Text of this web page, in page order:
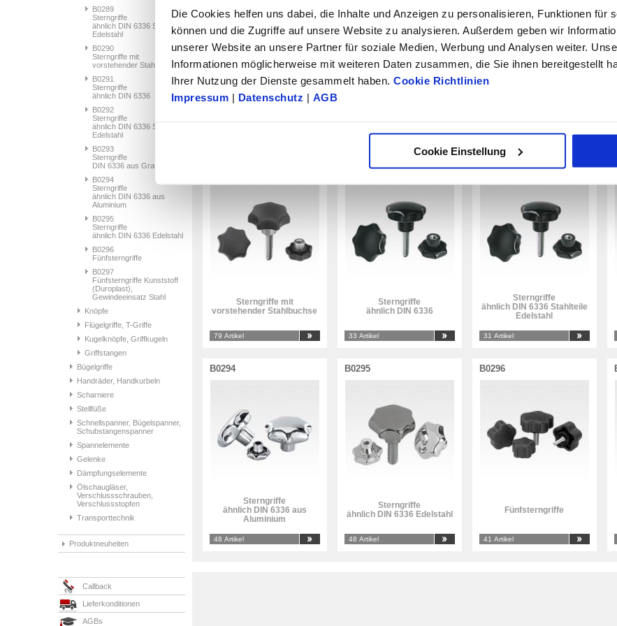
Die Cookies helfen uns dabei, die Inhalte und Anzeigen zu personalisieren, Funktionen für
können und die Zugriffe auf unsere Website zu analysieren. Außerdem geben wir
unserer Website an unsere Partner für soziale Medien, Werbung und Analysen weiter.
Informationen möglicherweise mit weiteren Daten zusammen, die Sie ihnen bereitgestellt
Ihrer Nutzung der Dienste gesammelt haben. Cookie Richtlinien
Impressum | Datenschutz | AGB
Cookie Einstellung
B0289
Sterngriffe
ähnlich DIN 6336 Stahlteile
Edelstahl
B0290
Sterngriffe mit
vorstehender Stahlbuchse
B0291
Sterngriffe
ähnlich DIN 6336
B0292
Sterngriffe
ähnlich DIN 6336 Stahlteile
Edelstahl
B0293
Sterngriffe
DIN 6336 aus Grauguss
B0294
Sterngriffe
ähnlich DIN 6336 aus
Aluminium
B0295
Sterngriffe
ähnlich DIN 6336 Edelstahl
B0296
Fünfsterngriffe
B0297
Fünfsterngriffe Kunststoff
(Duroplast),
Gewindeeinsatz Stahl
Knöpfe
Flügelgriffe, T-Griffe
Kugelknöpfe, Griffkugeln
Griffstangen
Bügelgriffe
Handräder, Handkurbeln
Scharniere
Stellfüße
Schnellspanner, Bügelspanner,
Schubstangenspanner
Spannelemente
Gelenke
Dämpfungselemente
Ölschaugläser,
Verschlussschrauben,
Verschlussstopfen
Transporttechnik
Produktneuheiten
Callback
Lieferkonditionen
AGBs
Kreuzgriffe
ähnlich DIN 6335 aus
52 Artikel 501 Artikel
Sterngriffe mit
vorstehender Stahlbuchse
79 Artikel
B0291
Sterngriffe
ähnlich DIN 6336
33 Artikel
B0292
Sterngriffe
ähnlich DIN 6336 Stahlteile
Edelstahl
31 Artikel
B0294
Sterngriffe
ähnlich DIN 6336 aus
Aluminium
48 Artikel
B0295
Sterngriffe
ähnlich DIN 6336 Edelstahl
48 Artikel
B0296
Fünfsterngriffe
41 Artikel